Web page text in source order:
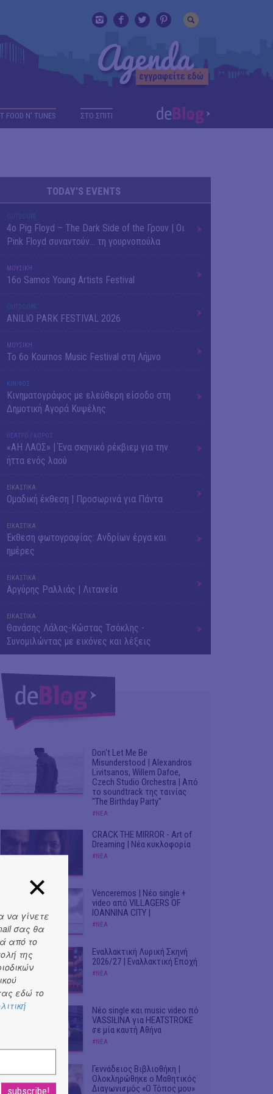
FOOD N' TUNES ΣΤΟ ΣΠΙΤΙ
TODAY'S EVENTS
OUTDΟORS
4ο Pig Floyd – The Dark Side of the Γρουν | Οι
Pink Floyd συναντούν… τη γουρνοπούλα
ΜΟΥΣΙΚΗ
16o Samos Young Artists Festival
OUTDΟORS
ANILIO PARK FESTIVAL 2026
ΜΟΥΣΙΚΗ
Το 6ο Kournos Music Festival στη Λήμνο
ΚΙΝ/ΦΟΣ
Κινηματογράφος με ελεύθερη είσοδο στη
Δημοτική Αγορά Κυψέλης
ΘΕΑΤΡΟ / ΧΟΡΟΣ
«ΑΗ ΛΑΟΣ» | Ένα σκηνικό ρέκβιεμ για την
ήττα ενός λαού
ΕΙΚΑΣΤΙΚΑ
Ομαδική έκθεση | Προσωρινά για Πάντα
ΕΙΚΑΣΤΙΚΑ
Έκθεση φωτογραφίας: Ανδρίων έργα και
ημέρες
ΕΙΚΑΣΤΙΚΑ
Αργύρης Ραλλιάς | Λιτανεία
ΕΙΚΑΣΤΙΚΑ
Θανάσης Λάλας-Κώστας Τσόκλης -
Συνομιλώντας με εικόνες και λέξεις
Don't Let Me Be
Misunderstood | Alexandros
Livitsanos, Willem Dafoe,
Czech Studio Orchestra | Από
το soundtrack της ταινίας
"The Birthday Party"
#ΝΕΑ
CRACK THE MIRROR - Art of
Dreaming | Νέα κυκλοφορία
#ΝΕΑ
Venceremos | Νέο single +
video από VILLAGERS OF
IOANNINA CITY |
#ΝΕΑ
Εναλλακτική Λυρική Σκηνή
2026/27 | Εναλλακτική Εποχή
#ΝΕΑ
Νέο single και music video πό
VASSIŁINA για HEATSTROKE
σε μία καυτή Αθήνα
#ΝΕΑ
Γεννάδειος Βιβλιοθήκη |
Ολοκληρώθηκε ο Μαθητικός
Διαγωνισμός «Ο Τόπος μου»
να γίνετε
σας θα
από το
της
εδώ το